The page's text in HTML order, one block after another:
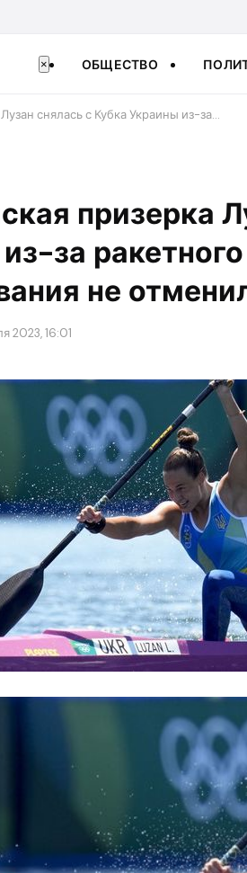
× ОБЩЕСТВО
снялась с Кубка Украины из-за…
призерка
за
не
2023, 16:01